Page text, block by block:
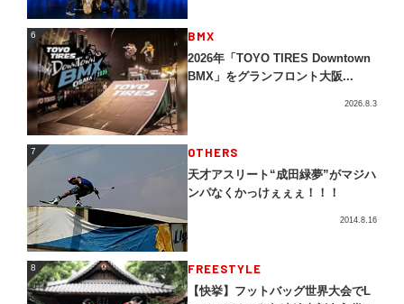
6 BMX
2026年「TOYO TIRES Downtown
BMX」をグランフロント大阪...
2026.8.3
7 OTHERS
天才アスリート“成田緑夢”がマジハ
ンパなくかっけぇぇぇ！！！
2014.8.16
8 FREESTYLE
【快挙】フットバッグ世界大会でL